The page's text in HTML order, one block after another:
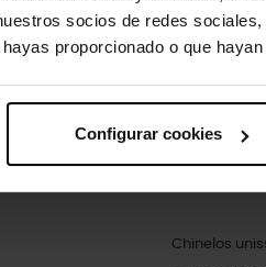
socios de redes
proporcionado o que
Configurar cookies
Chinelos